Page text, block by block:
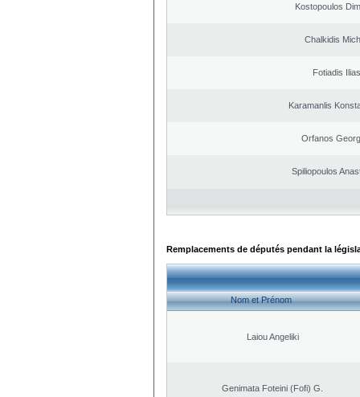
Kostopoulos
Chalkidis
Fotiadis Ilias
Karamanlis
Orfanos
Spiliopoulos
Remplacements de députés pendant la
Nom et Prénom
Laiou Angeliki
Genimata Foteini (Fofi) G.